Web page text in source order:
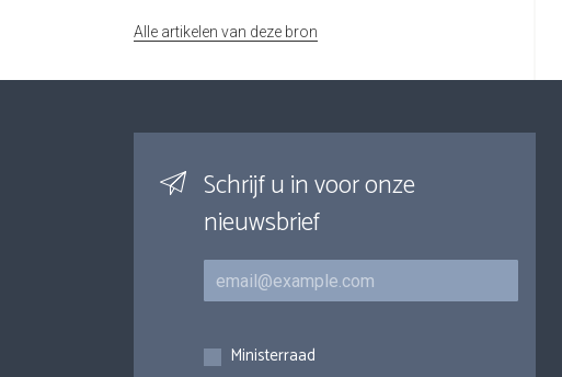
Alle artikelen van deze bron
Schrijf u in voor onze
nieuwsbrief
E-mail
Inschrijvingen
Ministerraad